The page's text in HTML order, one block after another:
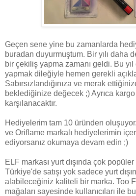
Geçen sene yine bu zamanlarda
buradan duyurmuştum. Bir yılı daha
bir çekiliş yapma zamanı geldi. Bu
yapmak dileğiyle hemen gerekli
Sabırsızlandığınıza ve merak
beklediğinize değecek ;) Ayrıca
karşılanacaktır.
Hediyelerim tam 10 üründen
ve Oriflame markalı hediyelerimin
ediyorsanız okumaya devam edin ;)
ELF markası yurt dışında çok
Türkiye'de satışı yok sadece yurt
alabileceğiniz kaliteli bir marka. Too
mağaları sayesinde kullanıcıları ile